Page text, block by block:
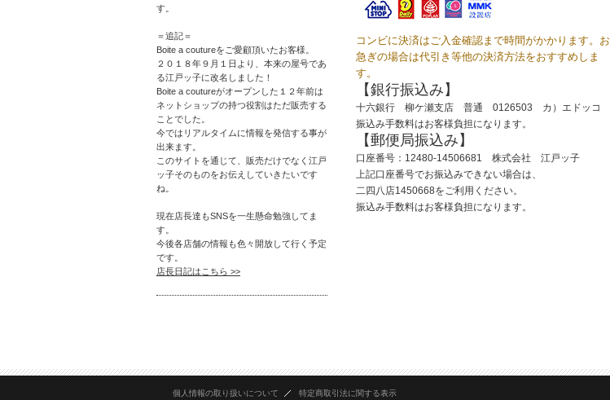
コンビに決済はご入金確認まで時間がかかります。お
急ぎの場合は代引き等他の決済方法をおすすめしま
す。
【銀行振込み】
十六銀行 柳ケ瀬支店 普通 0126503 カ）エドッコ
振込み手数料はお客様負担になります。
【郵便局振込み】
口座番号：12480-14506681 株式会社 江戸ッ子
上記口座番号でお振込みできない場合は、
二四八店1450668をご利用ください。
振込み手数料はお客様負担になります。
す。
＝追記＝
Boite a coutureをご愛顧頂いたお客様。
２０１８年９月１日より、本来の屋号であ
る江戸ッ子に改名しました！
Boite a coutureがオープンした１２年前は
ネットショップの持つ役割はただ販売する
ことでした。
今ではリアルタイムに情報を発信する事が
出来ます。
このサイトを通じて、販売だけでなく江戸
ッ子そのものをお伝えしていきたいです
ね。
現在店長達もSNSを一生懸命勉強してま
す。
今後各店舗の情報も色々開放して行く予定
です。
店長日記はこちら >>
個人情報の取り扱いについて 特定商取引法に関する表示